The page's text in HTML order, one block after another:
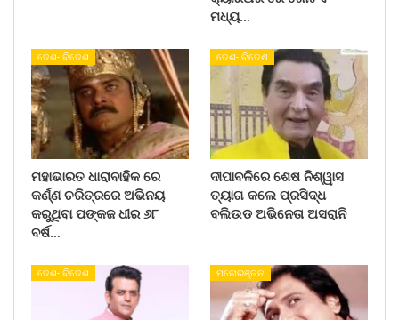
ମଧ୍ୟ…
ଦେଶ- ବିଦେଶ
ମହାଭାରତ ଧାରାବାହିକ ରେ
କର୍ଣ୍ଣ ଚରିତ୍ରରେ ଅଭିନୟ
କରୁଥିବା ପଙ୍କଜ ଧୀର ୬୮
ବର୍ଷ…
ଦେଶ- ବିଦେଶ
ଦୀପାବଳିରେ ଶେଷ ନିଶ୍ୱାସ
ତ୍ୟାଗ କଲେ ପ୍ରସିଦ୍ଧ
ବଲିଉଡ ଅଭିନେତା ଅସରାନି
ଦେଶ- ବିଦେଶ ମନୋରଞ୍ଜନ